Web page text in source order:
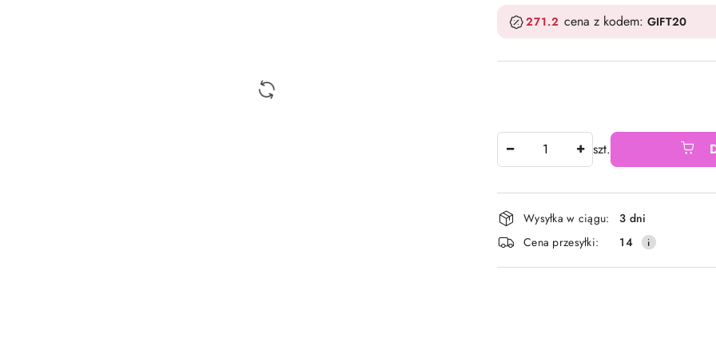
271.2 cena z kodem: GIFT20
szt.
Dostępność
i
dostawa
Wysyłka w ciągu:
3 dni
Cena przesyłki:
14